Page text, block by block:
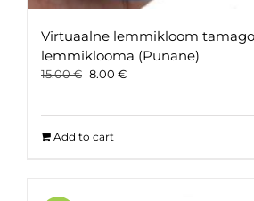
Virtuaalne lemmikloom
lemmiklooma (Punane)
15.00€ Original
was:
8.00 €Current
is:
Add to cart